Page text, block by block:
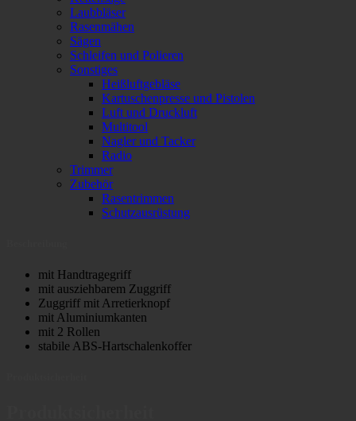
Laubbläser
Rasenmähen
Sägen
Schleifen und Polieren
Sonstiges
Heißluftgebläse
Kartuschenpresse und Pistolen
Luft und Druckluft
Multitool
Nagler und Tacker
Radio
Trimmer
Zubehör
Rasentrimmen
Schutzausrüstung
mit Handtragegriff
mit ausziehbarem Zuggriff
Zuggriff mit Arretierknopf
mit Aluminiumkanten
mit 2 Rollen
stabile ABS-Hartschalenkoffer